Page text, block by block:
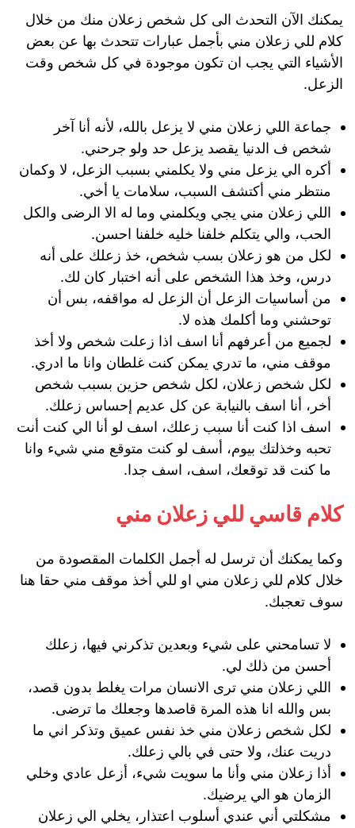
يمكنك الآن التحدث الى كل شخص زعلان منك من خلال
كلام للي زعلان مني بأجمل عبارات تتحدث بها عن بعض
الأشياء التي يجب ان تكون موجودة في كل شخص وقت
الزعل.
جماعة اللي زعلان مني لا يزعل بالله، لأنه أنا آخر
شخص ف الدنيا يقصد يزعل حد ولو جرحني.
أكره الي يزعل مني ولا يكلمني بسبب الزعل، لا وكمان
منتظر مني أكتشف السبب، سلامات يا أخي.
اللي زعلان مني يجي ويكلمني وما له الا الرضى والكل
الحب، والي يتكلم خلفنا خليه خلفنا احسن.
لكل من هو زعلان بسب شخص، خذ زعلك على أنه
درس، وخذ هذا الشخص على أنه اختبار كان لك.
من أساسيات الزعل أن الزعل له مواقفه، بس أن
توحشني وما أكلمك هذه لا.
لجميع من أعرفهم أنا اسف اذا زعلت شخص ولا أخذ
موقف مني، ما تدري يمكن كنت غلطان وانا ما ادري.
لكل شخص زعلان، لكل شخص حزين بسبب شخص
أخر، أنا اسف بالنيابة عن كل عديم إحساس زعلك.
اسف اذا كنت أنا سبب زعلك، اسف لو أنا الي كنت أنت
تحبه وخذلتك بيوم، أسف لو كنت متوقع مني شيء وانا
ما كنت قد توقعك، اسف، اسف جدا.
كلام قاسي للي زعلان مني
وكما يمكنك أن ترسل له أجمل الكلمات المقصودة من
خلال كلام للي زعلان مني او للي أخذ موقف مني حقا هنا
سوف تعجبك.
لا تسامحني على شيء وبعدين تذكرني فيها، زعلك
أحسن من ذلك لي.
اللي زعلان مني ترى الانسان مرات يغلط بدون قصد،
بس والله انا هذه المرة قاصدها وجعلك ما ترضى.
لكل شخص زعلان مني خذ نفس عميق وتذكر اني ما
دريت عنك، ولا حتى في بالي زعلك.
أذا زعلان مني وأنا ما سويت شيء، أزعل عادي وخلي
الزمان هو الي يرضيك.
مشكلتي أني عندي أسلوب اعتذار، يخلي الي زعلان